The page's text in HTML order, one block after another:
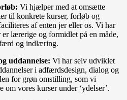
Vi hjælper med at omsætte
til konkrete kurser, forløb og
af enten jer eller os. Vi har
er lærerige og formidlet på en måde,
og indlæring.
uddannelse: Vi har selv udviklet
i adfærdsdesign, dialog og
for grøn omstilling, som vi
vores kurser under ‘ydelser’.